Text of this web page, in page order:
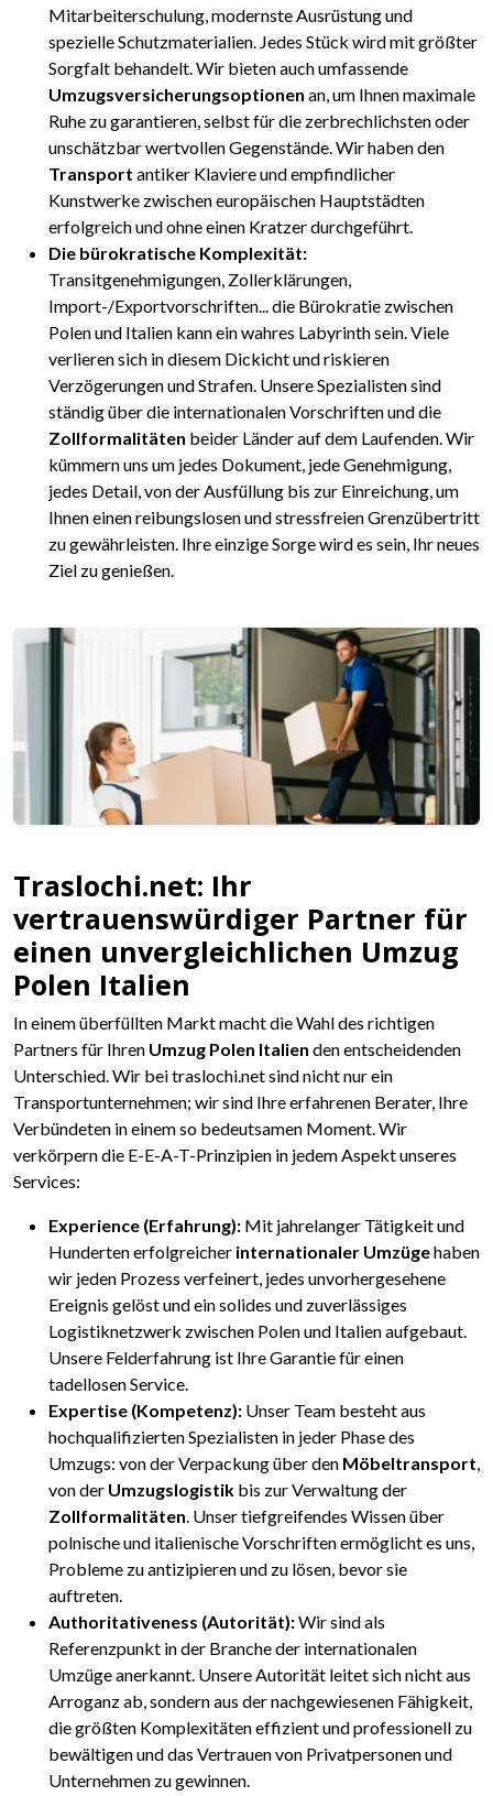
Mitarbeiterschulung, modernste Ausrüstung und
spezielle Schutzmaterialien. Jedes Stück wird mit größter
Sorgfalt behandelt. Wir bieten auch umfassende
Umzugsversicherungsoptionen an, um Ihnen maximale
Ruhe zu garantieren, selbst für die zerbrechlichsten oder
unschätzbar wertvollen Gegenstände. Wir haben den
Transport antiker Klaviere und empfindlicher
Kunstwerke zwischen europäischen Hauptstädten
erfolgreich und ohne einen Kratzer durchgeführt.
Die bürokratische Komplexität:
Transitgenehmigungen, Zollerklärungen,
Import-/Exportvorschriften... die Bürokratie zwischen
Polen und Italien kann ein wahres Labyrinth sein. Viele
verlieren sich in diesem Dickicht und riskieren
Verzögerungen und Strafen. Unsere Spezialisten sind
ständig über die internationalen Vorschriften und die
Zollformalitäten beider Länder auf dem Laufenden. Wir
kümmern uns um jedes Dokument, jede Genehmigung,
jedes Detail, von der Ausfüllung bis zur Einreichung, um
Ihnen einen reibungslosen und stressfreien Grenzübertritt
zu gewährleisten. Ihre einzige Sorge wird es sein, Ihr neues
Ziel zu genießen.
Traslochi.net: Ihr
vertrauenswürdiger Partner für
einen unvergleichlichen Umzug
Polen Italien
In einem überfüllten Markt macht die Wahl des richtigen
Partners für Ihren Umzug Polen Italien den entscheidenden
Unterschied. Wir bei traslochi.net sind nicht nur ein
Transportunternehmen; wir sind Ihre erfahrenen Berater, Ihre
Verbündeten in einem so bedeutsamen Moment. Wir
verkörpern die E-E-A-T-Prinzipien in jedem Aspekt unseres
Services:
Experience (Erfahrung): Mit jahrelanger Tätigkeit und
Hunderten erfolgreicher internationaler Umzügehaben
wir jeden Prozess verfeinert, jedes unvorhergesehene
Ereignis gelöst und ein solides und zuverlässiges
Logistiknetzwerk zwischen Polen und Italien aufgebaut.
Unsere Felderfahrung ist Ihre Garantie für einen
tadellosen Service.
Expertise (Kompetenz): Unser Team besteht aus
hochqualifizierten Spezialisten in jeder Phase des
Umzugs: von der Verpackung über den Möbeltransport,
von der Umzugslogistik bis zur Verwaltung der
Zollformalitäten. Unser tiefgreifendes Wissen über
polnische und italienische Vorschriften ermöglicht es uns,
Probleme zu antizipieren und zu lösen, bevor sie
auftreten.
Authoritativeness (Autorität):Wir sind als
Referenzpunkt in der Branche der internationalen
Umzüge anerkannt. Unsere Autorität leitet sich nicht aus
Arroganz ab, sondern aus der nachgewiesenen Fähigkeit,
die größten Komplexitäten effizient und professionell zu
bewältigen und das Vertrauen von Privatpersonen und
Unternehmen zu gewinnen.